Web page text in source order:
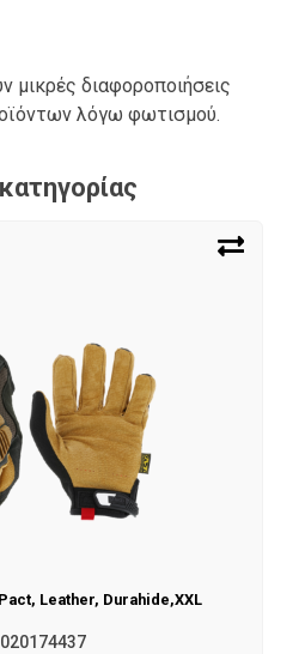
μικρές διαφοροποιήσεις
λόγω φωτισμού.
Leather, Durahide,XXL